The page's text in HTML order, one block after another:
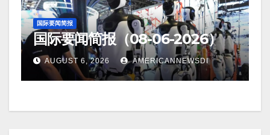
国际要闻简报
国际要闻简报（08-06-2026）
AUGUST 6, 2026 AMERICANNEWSDI